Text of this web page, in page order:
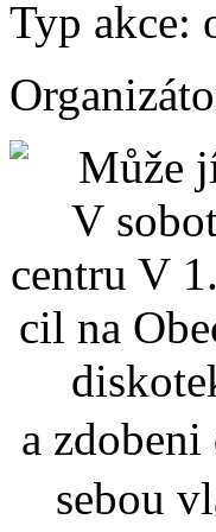
Typ akce: